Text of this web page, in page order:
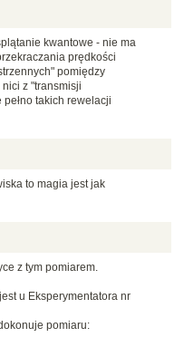
kwantowe - nie ma
prędkości
pomiędzy
z "transmisji
takich rewelacji
to magia jest jak
z tym pomiarem.
u Eksperymentatora nr
pomiaru: